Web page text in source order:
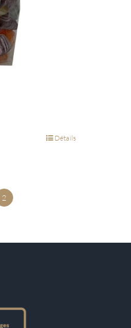
Détails
2